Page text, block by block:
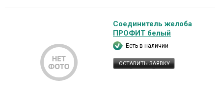
Соединитель желоба
ПРОФИТ белый
Есть в наличии
ОСТАВИТЬ ЗАЯВКУ